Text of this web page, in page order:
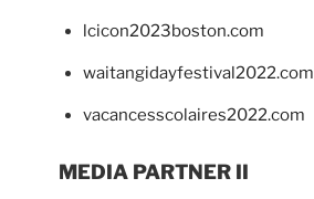
lcicon2023boston.com
waitangidayfestival2022.com
vacancesscolaires2022.com
MEDIA PARTNER II